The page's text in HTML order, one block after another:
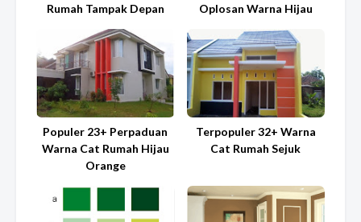
Rumah Tampak Depan
Oplosan Warna Hijau
Populer 23+ Perpaduan
Warna Cat Rumah Hijau
Orange
Terpopuler 32+ Warna
Cat Rumah Sejuk